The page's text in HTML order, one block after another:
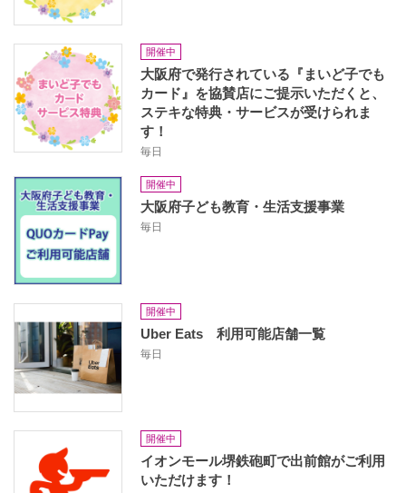
開催中
大阪府で発行されている『まいど子でも
カード』を協賛店にご提示いただくと、
ステキな特典・サービスが受けられま
す！
毎日
開催中
大阪府子ども教育・生活支援事業
毎日
開催中
Uber Eats 利用可能店舗一覧
毎日
開催中
イオンモール堺鉄砲町で出前館がご利用
いただけます！